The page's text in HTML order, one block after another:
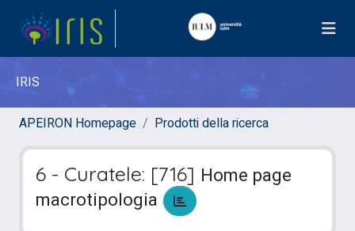
IRIS
APEIRON Homepage Prodotti della ricerca
6 - Curatele: [716] Home page
macrotipologia